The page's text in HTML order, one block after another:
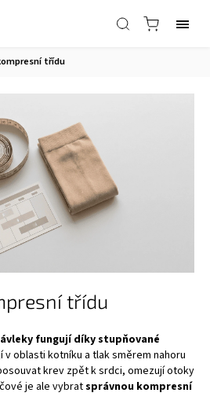
třídu
třídu
fungují díky stupňované
v oblasti kotníku a tlak směrem nahoru
krev zpět k srdci, omezují otoky
je ale vybratsprávnou kompresní